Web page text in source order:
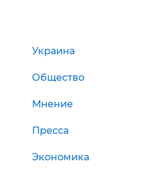
Украина
Общество
Мнение
Пресса
Экономика